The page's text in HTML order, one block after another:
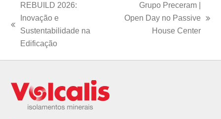
previous
post:
REBUILD 2026:
Inovação e
Sustentabilidade na
Edificação
next
Grupo Preceram |
Open Day no Passive
House Center